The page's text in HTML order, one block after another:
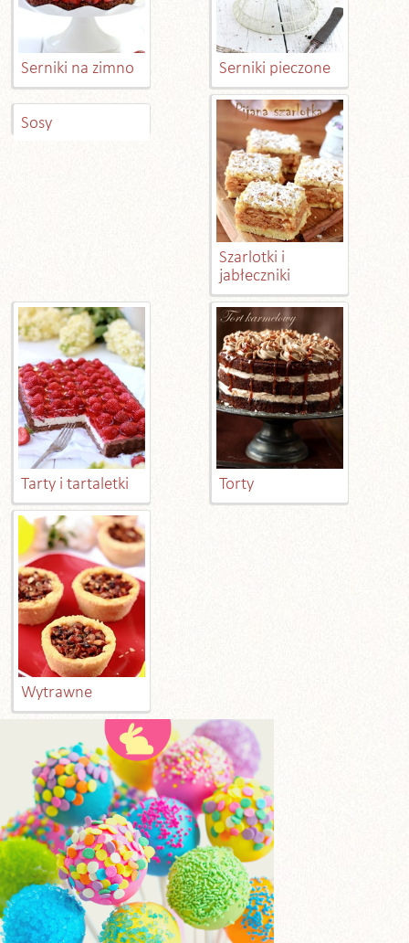
Serniki na zimno Serniki pieczone
Sosy
Szarlotki i
jabłeczniki
Tarty i tartaletki Torty
Wytrawne